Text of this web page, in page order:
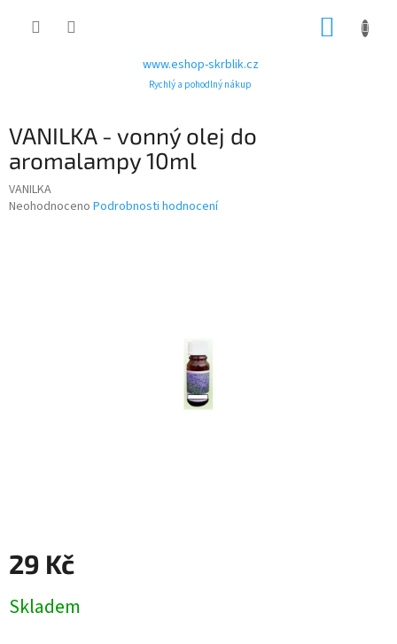
www.eshop-skrblik.cz
Rychlý a pohodlný nákup
VANILKA - vonný olej do
aromalampy 10ml
VANILKA
Průměrné
Neohodnoceno Podrobnosti hodnocení
29 Kč
cena:
Skladem